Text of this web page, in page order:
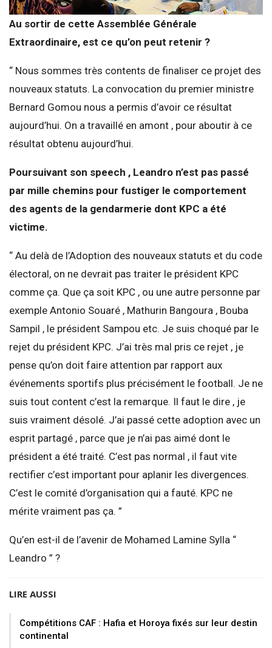
Au sortir de cette Assemblée Générale
Extraordinaire, est ce qu’on peut retenir ?
“ Nous sommes très contents de finaliser ce projet des
nouveaux statuts. La convocation du premier ministre
Bernard Gomou nous a permis d’avoir ce résultat
aujourd’hui. On a travaillé en amont , pour aboutir à ce
résultat obtenu aujourd’hui.
Poursuivant son speech , Leandro n’est pas passé
par mille chemins pour fustiger le comportement
des agents de la gendarmerie dont KPC a été
victime.
“ Au delà de l’Adoption des nouveaux statuts et du code
électoral, on ne devrait pas traiter le président KPC
comme ça. Que ça soit KPC , ou une autre personne par
exemple Antonio Souaré , Mathurin Bangoura , Bouba
Sampil , le président Sampou etc. Je suis choqué par le
rejet du président KPC. J’ai très mal pris ce rejet , je
pense qu’on doit faire attention par rapport aux
événements sportifs plus précisément le football. Je ne
suis tout content c’est la remarque. Il faut le dire , je
suis vraiment désolé. J’ai passé cette adoption avec un
esprit partagé , parce que je n’ai pas aimé dont le
président a été traité. C’est pas normal , il faut vite
rectifier c’est important pour aplanir les divergences.
C’est le comité d’organisation qui a fauté. KPC ne
mérite vraiment pas ça. ”
Qu’en est-il de l’avenir de Mohamed Lamine Sylla “
Leandro ” ?
LIRE AUSSI
Compétitions CAF : Hafia et Horoya fixés sur leur destin
continental